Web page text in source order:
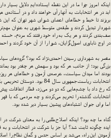
اینکه امروز چرا ما در این نقطه ایستاده‌ایم دلایل
ابد در هر انتخابات به آنها رأی خواهند داد و در آستانه‌ی
بریزند تا خبط و خطاهای اعضای شورای شهر تهران که
شهردار تبدیل کردند و طبقه‌ی متوسط شهری به عنوان
صف‌بندی کردند و هر یک به راه خود رفتند که مردم، خسته
در اوج ناباوری اصول‌گرایان، شورا را از آن خود کردند و
مقصر به شهرداری رسیدن احمدی‌نژاد که بود؟ گروه‌های
بزرگی بود؛ از جانب هر که بود و سهمش هر چقدر بود
بودند اما میدان سیاست، عرصه‌ی آزمون و خطاهای هر
انتخابات ریاست‌جمهوری
انتخابات گذشته را تحریم می‌کردند و چه مردمی که با
اما برای جبران اشتباه‌های پیشین بسیار دیر شده بود.
گناه ما چه بود؟ اینکه اصلاح‌طلبی را به معنای شرکت در
ایده چگونه ثابت شد؟ آیا جز با شرکت در انتخابات و
آزمودن این راه، می‌شد بر اساس حدس و گمان نظام را